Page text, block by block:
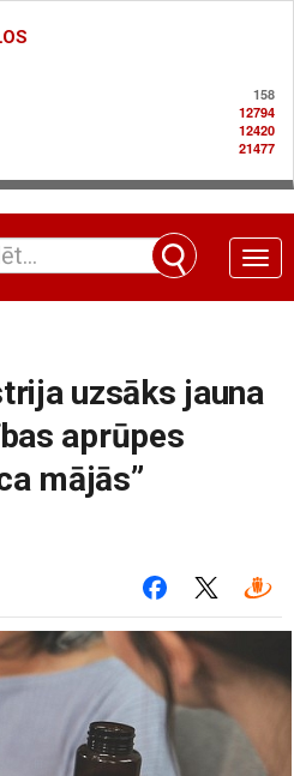
158
12794
12420
21477
Toggle
uzsāks jauna
aprūpes
mājās”